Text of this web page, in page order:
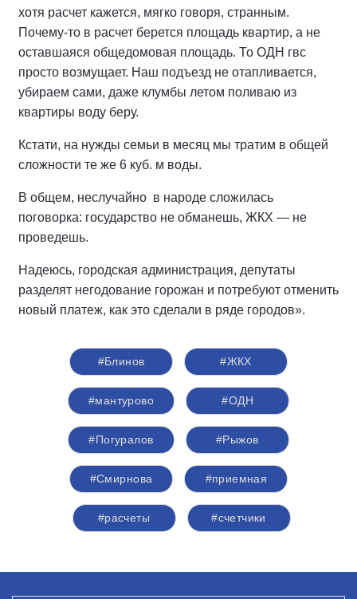
хотя расчет кажется, мягко говоря, странным.
Почему-то в расчет берется площадь квартир, а не
оставшаяся общедомовая площадь. То ОДН гвс
просто возмущает. Наш подъезд не отапливается,
убираем сами, даже клумбы летом поливаю из
квартиры воду беру.
Кстати, на нужды семьи в месяц мы тратим в общей
сложности те же 6 куб. м воды.
В общем, неслучайно в народе сложилась
поговорка: государство не обманешь, ЖКХ — не
проведешь.
Надеюсь, городская администрация, депутаты
разделят негодование горожан и потребуют отменить
новый платеж, как это сделали в ряде городов».
#Блинов #ЖКХ
#мантурово #ОДН
#Погуралов #Рыжов
#Смирнова #приемная
#расчеты #счетчики